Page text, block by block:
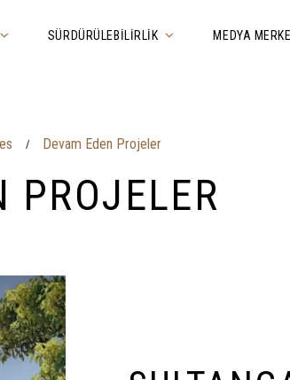
SÜRDÜRÜLEBILIRLIK MEDYA
/ Devam Eden Projeler
PROJELER